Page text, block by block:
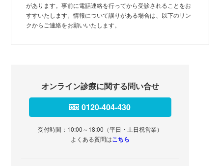
があります。事前に電話連絡を行ってから受診されることをお
すすいたします。情報について誤りがある場合は、以下のリン
クからご連絡をお願いいたします。
オンライン診療に関する問い合せ
0120-404-430
受付時間：10:00～18:00（平日・土日祝営業）
よくある質問はこちら